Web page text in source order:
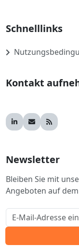
Schnelllinks
Kontakt
Newsletter
Bleiben Sie mit
Angeboten auf